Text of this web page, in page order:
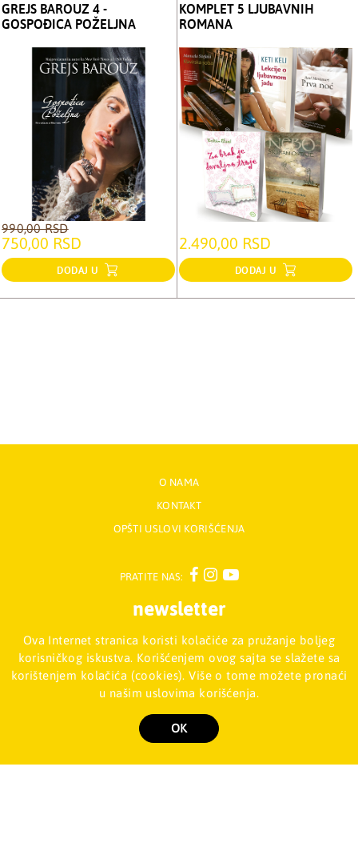
Ova Internet stranica koristi kolačiće za pružanje boljeg
korisničkog iskustva. Korišćenjem ovog sajta se slažete sa
korištenjem kolačića (cookies). Više o tome možete pronaći
u našim uslovima korišćenja.
OK
GREJS BAROUZ 4 -
GOSPOĐICA POŽELJNA
990,00 RSD
750,00 RSD
DODAJ U
KOMPLET 5 LJUBAVNIH
ROMANA
2.490,00 RSD
DODAJ U
O NAMA
KONTAKT
OPŠTI USLOVI KORIŠĆENJA
PRATITE NAS:
newsletter
Prijavite se na naš Newsletter
Mladinska knjiga d.o.o., Palmira Toljatija 5 - Stari Merkator, 11070
NOVI BEOGRAD, Srbija011/2257-008
Copyright 2026 Mladinska knjiga d.o.o., Sva prava su zadržana. Powered by